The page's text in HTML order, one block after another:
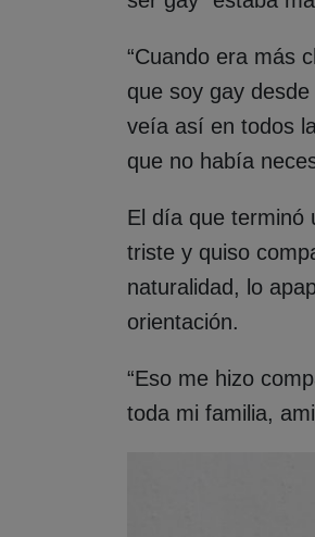
“Cuando era más
que soy gay
veía así en todos
que no había
El día que terminó
triste y quiso
naturalidad, lo
orientación.
“Eso me hizo
toda mi familia,